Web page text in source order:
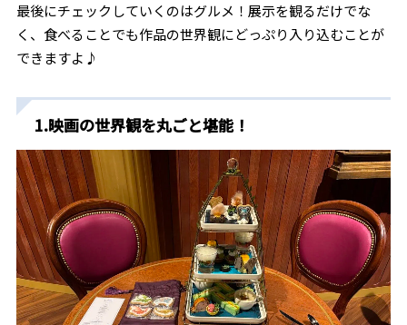
最後にチェックしていくのはグルメ！展示を観るだけでな
く、食べることでも作品の世界観にどっぷり入り込むことが
できますよ♪
1.映画の世界観を丸ごと堪能！